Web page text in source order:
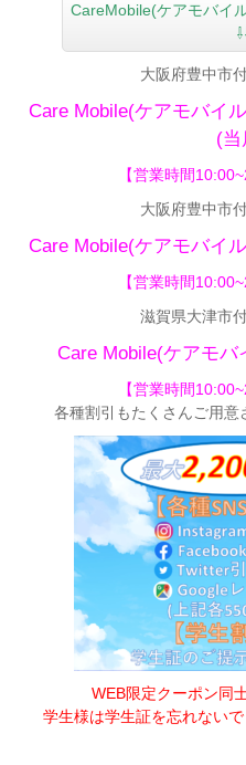
CareMobile(ケアモバイ
大阪府豊中市
Care Mobile(ケアモバイ
(当
【営業時間
大阪府豊中市
Care Mobile(ケアモバイ
【営業時間
滋賀県大津市
Care Mobile(ケアモ
【営業時間
各種割引もたくさんご用意
WEB限定クーポン同
学生様は学生証を忘れない